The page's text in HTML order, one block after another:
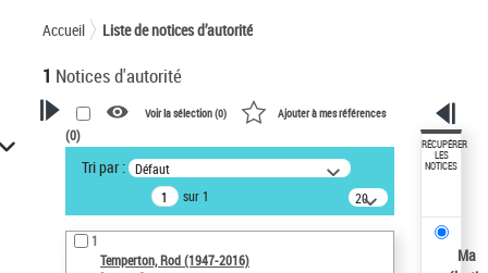
Accueil Liste de notices d’autorité
1 Notices d'autorité
VOTRE RECHERCHE
Recherche avancée dans les
notices d’autorité
Œuvres liées à l'auteur :
Temperton, Rod (1947-2016)
Voir la sélection (0) Ajouter à mes références
(0)
Tri par : Défaut
sur 1
20
résultats/page
1
Temperton, Rod (1947-2016)
RÉCUPÉRER
LES
NOTICES
Ma